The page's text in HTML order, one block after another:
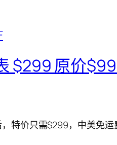
$299 原价
特价只需$299，中美免运